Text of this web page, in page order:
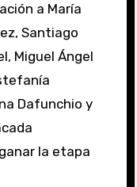
a María
Santiago
Miguel Ángel
Dafunchio y
la etapa